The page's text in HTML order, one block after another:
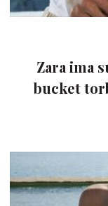
Zara ima
bucket